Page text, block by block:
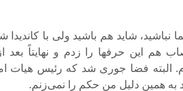
نباشید، شاید هم باشید ولی با کاندیدا
البته فضا جوری شد که رئیس هیات
به همین دلیل من حکم را نمی‌زنم.